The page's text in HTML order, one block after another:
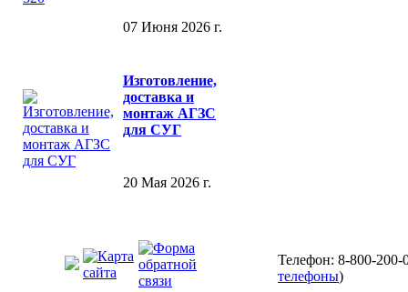
07 Июня 2026 г.
Изготовление,
доставка и
монтаж АГЗС
для СУГ
20 Мая 2026 г.
Телефон: 8-800-200-
телефоны)